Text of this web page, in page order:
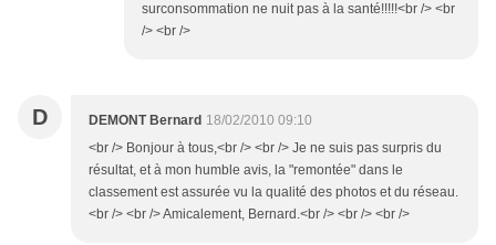
surconsommation ne nuit pas à la santé!!!!!<br /> <br
/> <br />
D DEMONT Bernard 18/02/2010 09:10
<br /> Bonjour à tous,<br /> <br /> Je ne suis pas surpris du
résultat, et à mon humble avis, la "remontée" dans le
classement est assurée vu la qualité des photos et du réseau.
<br /> <br /> Amicalement, Bernard.<br /> <br /> <br />